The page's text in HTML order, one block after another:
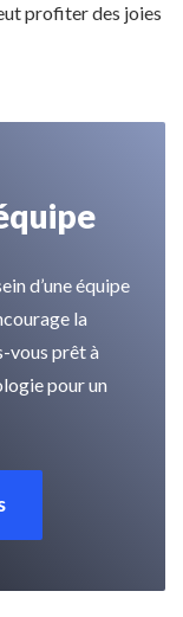
profiter des joies
d’une équipe
la
vous prêt à
pour un